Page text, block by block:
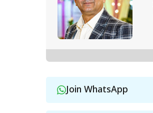
Join WhatsApp